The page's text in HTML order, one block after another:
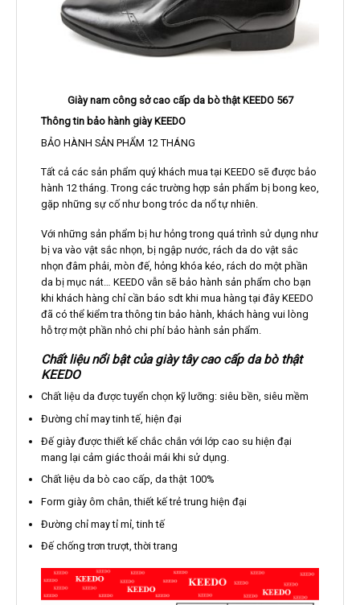
Giày nam công sở cao cấp da bò thật KEEDO 567
Thông tin bảo hành giày KEEDO
BẢO HÀNH SẢN PHẨM 12 THÁNG
Tất cả các sản phẩm quý khách mua tại KEEDO sẽ được bảo
hành 12 tháng. Trong các trường hợp sản phẩm bị bong keo,
gặp những sự cố như bong tróc da nổ tự nhiên.
Với những sản phẩm bị hư hỏng trong quá trình sử dụng như
bị va vào vật sắc nhọn, bị ngập nước, rách da do vật sắc
nhọn đâm phải, mòn đế, hỏng khóa kéo, rách do một phần
da bị mục nát… KEEDO vẫn sẽ bảo hành sản phẩm cho bạn
khi khách hàng chỉ cần báo sdt khi mua hàng tại đây KEEDO
đã có thể kiểm tra thông tin bảo hành, khách hàng vui lòng
hỗ trợ một phần nhỏ chi phí bảo hành sản phẩm.
Chất liệu nổi bật của giày tây cao cấp da bò thật
KEEDO
Chất liệu da được tuyển chọn kỹ lưỡng: siêu bền, siêu mềm
Đường chỉ may tinh tế, hiện đại
Đế giày được thiết kế chắc chắn với lớp cao su hiện đại
mang lại cảm giác thoải mái khi sử dụng.
Chất liệu da bò cao cấp, da thật 100%
Form giày ôm chân, thiết kế trẻ trung hiện đại
Đường chỉ may tỉ mỉ, tinh tế
Đế chống trơn trượt, thời trang